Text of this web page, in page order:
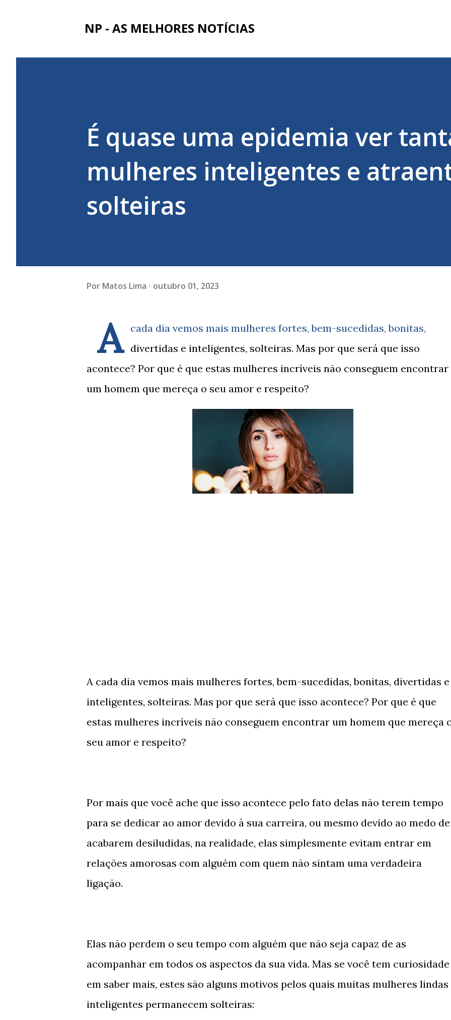
NP - AS MELHORES NOTÍCIAS
É quase uma epidemia ver
mulheres inteligentes e
solteiras
Por Matos Lima outubro 01, 2023
A
cada dia vemos mais mulheres fortes, bem-sucedidas, bonitas,
divertidas e inteligentes, solteiras. Mas por que será que isso
acontece? Por que é que estas mulheres incríveis não conseguem encontrar
um homem que mereça o seu amor e respeito?
A cada dia vemos mais mulheres fortes, bem-sucedidas, bonitas, divertidas e
inteligentes, solteiras. Mas por que será que isso acontece? Por que é que
estas mulheres incríveis não conseguem encontrar um homem que mereça
seu amor e respeito?
Por mais que você ache que isso acontece pelo fato delas não terem tempo
para se dedicar ao amor devido à sua carreira, ou mesmo devido ao medo de
acabarem desiludidas, na realidade, elas simplesmente evitam entrar em
relações amorosas com alguém com quem não sintam uma verdadeira
ligação.
Elas não perdem o seu tempo com alguém que não seja capaz de as
acompanhar em todos os aspectos da sua vida. Mas se você tem curiosidade
em saber mais, estes são alguns motivos pelos quais muitas mulheres lindas
inteligentes permanecem solteiras: